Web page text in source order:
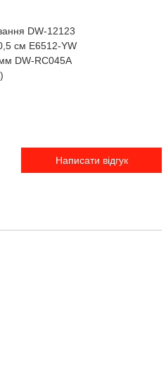
DW-12123
см E6512-YW
DW-RC045A
Написати відгук